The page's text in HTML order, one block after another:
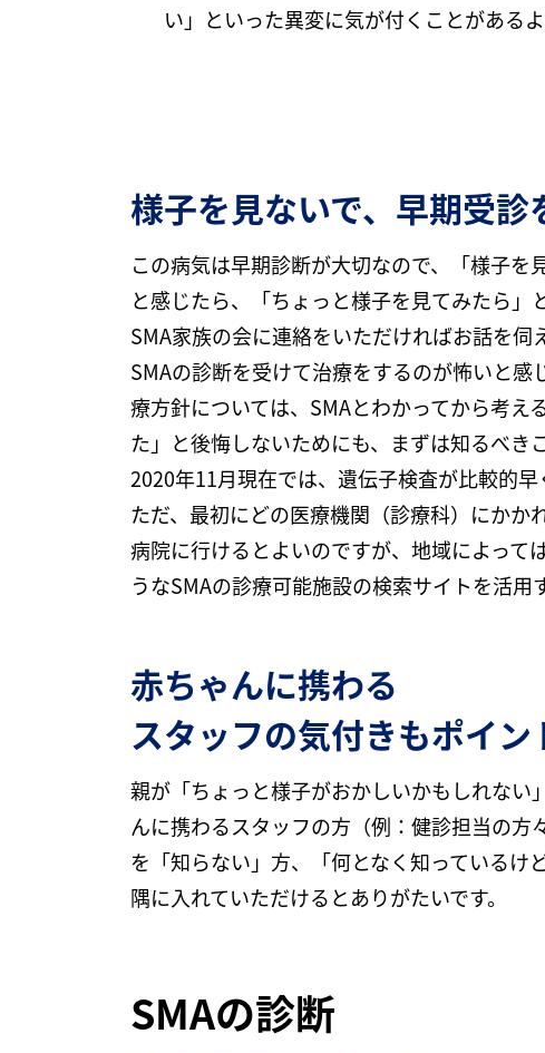
い」といった異変に気が付くことがあるよ
様子を見ないで、早期受診
この病気は早期診断が大切なので、「様子を
と感じたら、「ちょっと様子を見てみたら
SMA家族の会に連絡をいただければお話を伺
SMAの診断を受けて治療をするのが怖いと
療方針については、SMAとわかってから考
た」と後悔しないためにも、まずは知るべき
2020年11月現在では、遺伝子検査が比較的
ただ、最初にどの医療機関（診療科）にかか
病院に行けるとよいのですが、地域によって
うなSMAの診療可能施設の検索サイトを活用
赤ちゃんに携わる
スタッフの気付きもポイン
親が「ちょっと様子がおかしいかもしれない
んに携わるスタッフの方（例：健診担当の
を「知らない」方、「何となく知っている
隅に入れていただけるとありがたいです。
SMAの診断